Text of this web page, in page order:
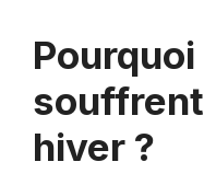
hiver ?